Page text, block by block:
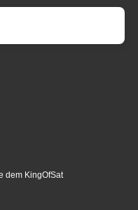
dem KingOfSat